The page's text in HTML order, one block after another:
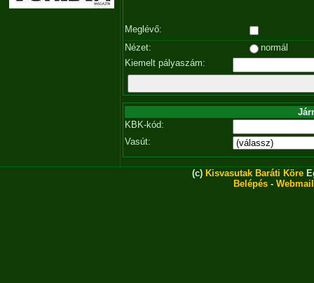
Meglévő:
Nézet:
normál
Kiemelt pályaszám:
KBK-kód:
Vasút:
(c) Kisvasutak Baráti Köre
Belépés - Webmail